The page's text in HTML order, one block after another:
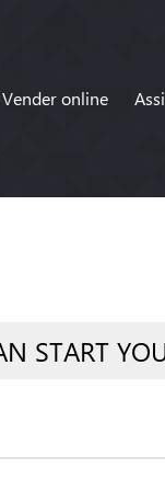
Vender online
START